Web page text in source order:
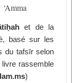
et de la
basé sur les
du tafsīr selon
livre rassemble
)